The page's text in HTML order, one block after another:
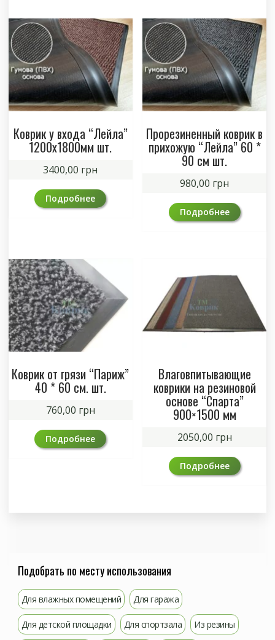
Коврик у входа “Лейла”
1200х1800мм шт.
3400,00 грн
Подробнее
Прорезиненный коврик в
прихожую “Лейла” 60 *
90 см шт.
980,00 грн
Подробнее
Коврик от грязи “Париж”
40 * 60 см. шт.
760,00 грн
Подробнее
Влаговпитывающие
коврики на резиновой
основе “Спарта”
900×1500 мм
2050,00 грн
Подробнее
Подобрать по месту использования
Для влажных помещений Для гаража
Для детской площадки Для спортзала Из резины